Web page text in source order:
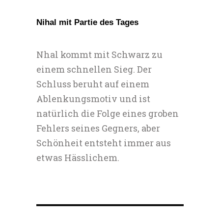
Nihal mit Partie des Tages
Nhal kommt mit Schwarz zu
einem schnellen Sieg. Der
Schluss beruht auf einem
Ablenkungsmotiv und ist
natürlich die Folge eines groben
Fehlers seines Gegners, aber
Schönheit entsteht immer aus
etwas Hässlichem.